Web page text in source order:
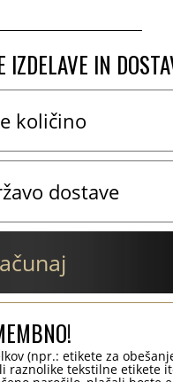
IZDELAVE IN
(npr.: etikete za
raznolike tekstilne etikete